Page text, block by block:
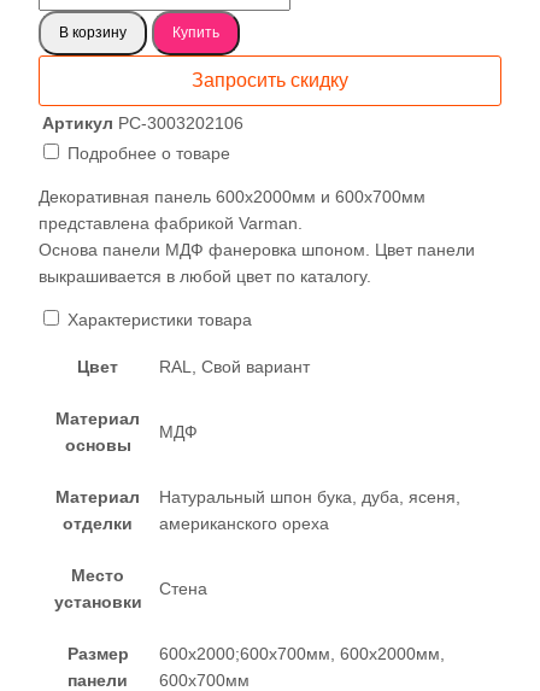
товара
Декоративная
панель
600х700мм
В корзину Купить
Запросить скидку
Артикул PC-3003202106
Подробнее о товаре
Декоративная панель 600х2000мм и 600х700мм
представлена фабрикой Varman.
Основа панели МДФ фанеровка шпоном. Цвет панели
выкрашивается в любой цвет по каталогу.
Характеристики товара
Цвет RAL, Свой вариант
Материал
основы
МДФ
Материал
отделки
Натуральный шпон бука, дуба, ясеня,
американского ореха
Место
установки
Стена
Размер
панели
600х2000;600х700мм, 600х2000мм,
600х700мм